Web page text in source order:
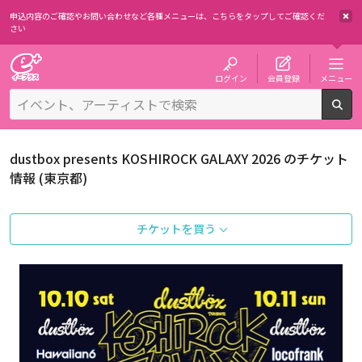
申込内容のご確認やお問い合わせなど各種メニューは、 こちらをタップしてご確認くだ
さい
ログイン 会員登録 メニュー
dustbox presents KOSHIROCK GALAXY 2026 のチケット
情報 (東京都)
チケットを買う